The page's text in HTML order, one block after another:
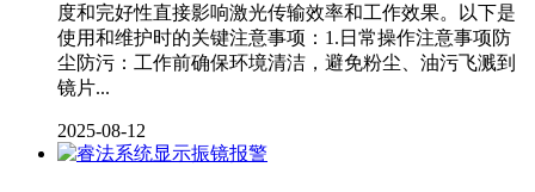
度和完好性直接影响激光传输效率和工作效果。以下是
使用和维护时的关键注意事项：1.日常操作注意事项防
尘防污：工作前确保环境清洁，避免粉尘、油污飞溅到
镜片...
2025-08-12